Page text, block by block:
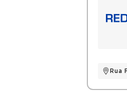
Rua